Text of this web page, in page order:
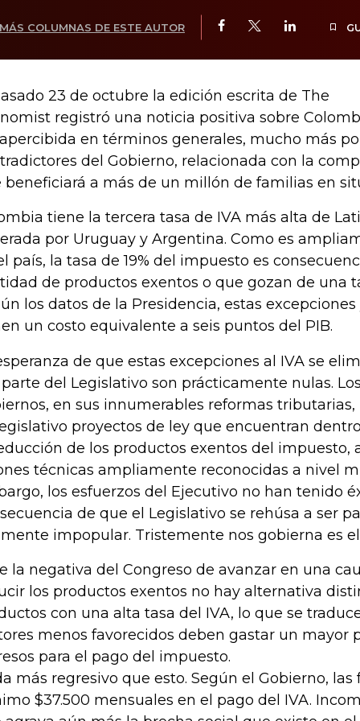
MÁS COLUMNAS DE ESTE AUTOR
23 de octubre la edición escrita de The
registró una noticia positiva sobre
en términos generales, mucho más
del Gobierno, relacionada con la
beneficiará a más de un millón de familias en
tiene la tercera tasa de IVA más alta de
por Uruguay y Argentina. Como es
país, la tasa de 19% del impuesto es
de productos exentos o que gozan de una
los datos de la Presidencia, estas
un costo equivalente a seis puntos del PIB.
de que estas excepciones al IVA se
del Legislativo son prácticamente nulas.
en sus innumerables reformas
proyectos de ley que encuentran
de los productos exentos del impuesto,
técnicas ampliamente reconocidas a nivel
los esfuerzos del Ejecutivo no han tenido
de que el Legislativo se rehúsa a ser
impopular. Tristemente nos gobierna es
la negativa del Congreso de avanzar en una
los productos exentos no hay alternativa
con una alta tasa del IVA, lo que se
menos favorecidos deben gastar un mayor
para el pago del impuesto.
más regresivo que esto. Según el Gobierno,
$37.500 mensuales en el pago del IVA.